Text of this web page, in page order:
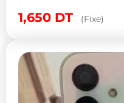
1,650 DT (Fixe)